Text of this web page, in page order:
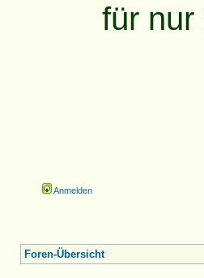
für nur
Anmelden
Foren-Übersicht